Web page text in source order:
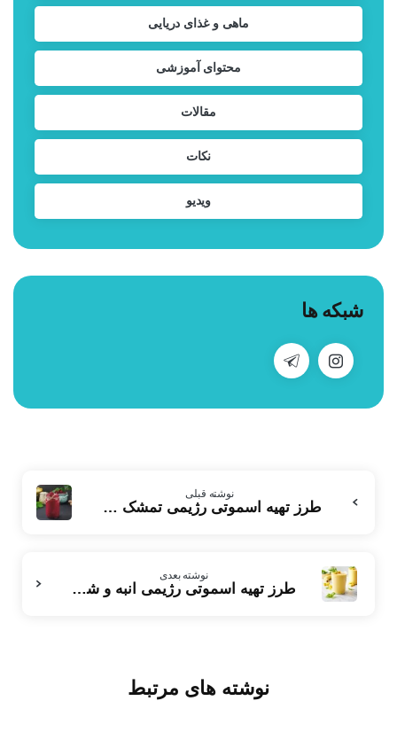
ماهی و غذای دریایی
محتوای آموزشی
مقالات
نکات
ویدیو
شبکه ها
بخوانید
نوشته قبلی
طرز تهیه اسموتی رژيمی تمشک و آناناس: طعمی دلچسب و فواید بی‌شمار برای سلامتی
نوشته بعدی
طرز تهیه اسموتی رژیمی انبه و شیر:خنک و خوشمزه سرشار از ویتامین
نوشته های مرتبط